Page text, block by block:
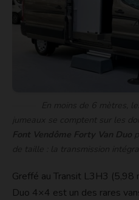
Greffé au Transit L3H3 (5,98
Duo 4×4 est un des rares